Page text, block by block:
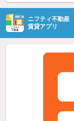
ニフティ不動産
賃貸アプリ